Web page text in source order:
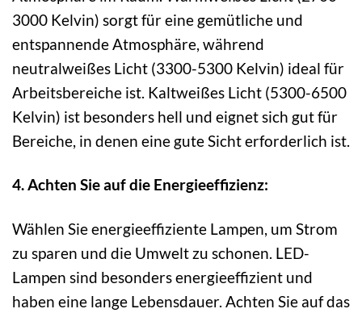
3000 Kelvin) sorgt für eine gemütliche und
entspannende Atmosphäre, während
neutralweißes Licht (3300-5300 Kelvin) ideal für
Arbeitsbereiche ist. Kaltweißes Licht (5300-6500
Kelvin) ist besonders hell und eignet sich gut für
Bereiche, in denen eine gute Sicht erforderlich ist.
4. Achten Sie auf die Energieeffizienz:
Wählen Sie energieeffiziente Lampen, um Strom
zu sparen und die Umwelt zu schonen. LED-
Lampen sind besonders energieeffizient und
haben eine lange Lebensdauer. Achten Sie auf das